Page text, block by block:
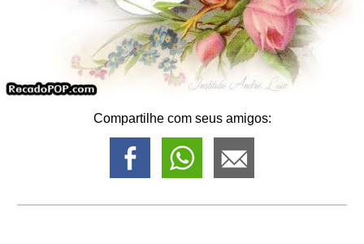
Compartilhe com seus amigos: